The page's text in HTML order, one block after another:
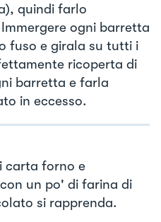
quindi farlo
ogni barretta
fuso e girala su tutti i
ricoperta di
barretta e farla
in eccesso.
carta forno e
un po' di farina di
si rapprenda.